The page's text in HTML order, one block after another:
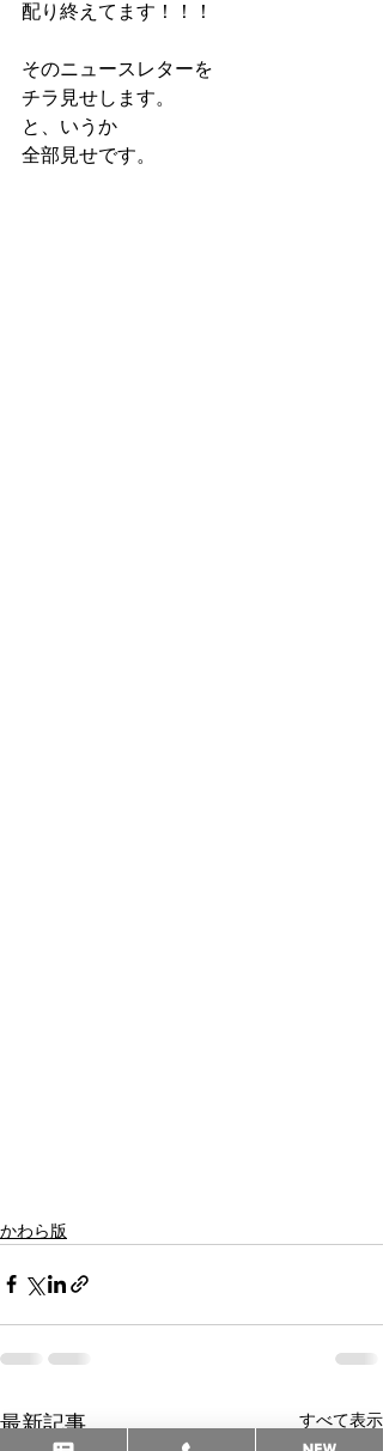
配り終えてます！！！
そのニュースレターを
チラ見せします。
と、いうか
全部見せです。
かわら版
最新記事 すべて表示